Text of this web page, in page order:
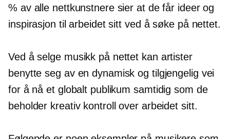
​​% av alle nettkunstnere sier at de får ideer og
inspirasjon til arbeidet sitt ved å søke på nettet.
Ved å selge musikk på nettet kan artister
benytte seg av en dynamisk og tilgjengelig vei
for å nå et globalt publikum samtidig som de
beholder kreativ kontroll over arbeidet sitt.